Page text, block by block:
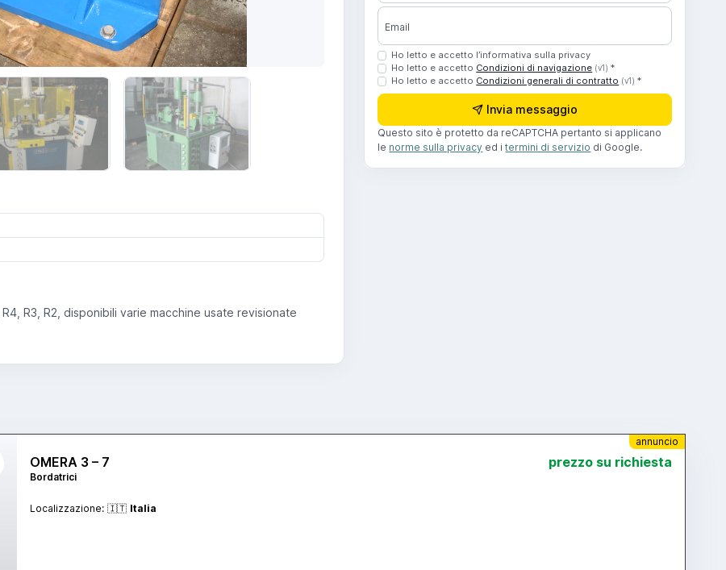
R3, R2, disponibili varie macchine usate revisionate
Email
Ho letto e accetto l’informativa sulla privacy
Ho letto e accetto Condizioni di navigazione (v1) *
Ho letto e accetto Condizioni generali di contratto (v1) *
Invia messaggio
Questo sito è protetto da reCAPTCHA pertanto si applicano
le norme sulla privacy ed itermini di servizio di Google.
annuncio
OMERA 3 – 7
Bordatrici
prezzo su richiesta
Localizzazione: 🇮🇹 Italia